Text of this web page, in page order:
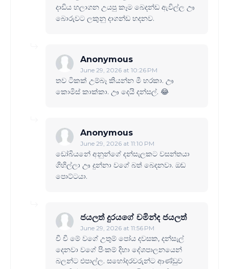
දාඩිය හලාගන උයපු කෑම බෙදන්ඩ ඇවිල්ල ඌ
බොරුවට ලකුනු දාගන්ඩ හදනව.
Anonymous
June 29, 2026 at 10:26 PM
තව ටිකක් උම්බෑ කියන්න මී හරකා. ඌ
කොමිස් කාක්කා. ඌ දෙයි දන්සල්. 😂
Anonymous
June 29, 2026 at 11:10 PM
ඩෝබියනේ අනුන්ගේ දන්සැලකට වසන්තයා
ගිහිල්ලා ඌ දුන්නා වගේ බත් බෙදනවා. ඔඬ
පොට්ටයා.
ජයලත් දුරයගේ චමින්ද ජයලත්
June 29, 2026 at 11:56 PM
චී චී මේ වගේ උතුම් පෝය දවසක, දන්සැල්
දෙනවා වගේ පිංකම් දිහා දේශපාලනයෙන්
බලන්ට එපාල්ල. සහෝදරවරුන්ට ආණ්ඩුව